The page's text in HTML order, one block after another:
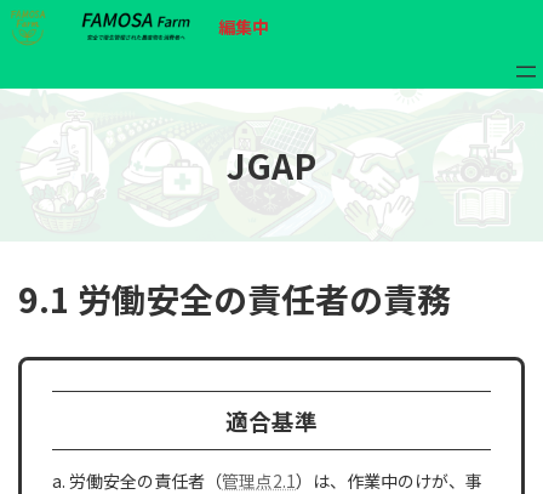
コ
ン
ン
ナ
ビ
ー
編集中
リ リ
ン
ク
JGAP
9.1 労働安全の責任者の責務
適合基準
a. 労働安全の責任者（管理点2.1）は、作業中のけが、事